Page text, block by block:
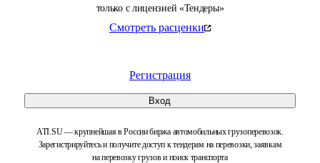
только с лицензией «Тендеры»
Смотреть расценки
Регистрация
Вход
ATI.SU — крупнейшая в России биржа автомобильных грузоперевозок.
Зарегистрируйтесь и получите доступ к тендерам на перевозки, заявкам
на перевозку грузов и поиск транспорта